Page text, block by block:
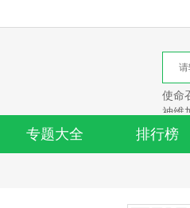
使命
神维
专题大全 排行榜